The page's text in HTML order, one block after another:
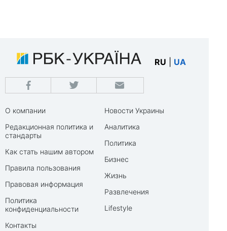
RU UA
О компании
Редакционная политика и
стандарты
Как стать нашим автором
Правила пользования
Правовая информация
Политика
конфиденциальности
Контакты
Новости Украины
Аналитика
Политика
Бизнес
Жизнь
Развлечения
Lifestyle